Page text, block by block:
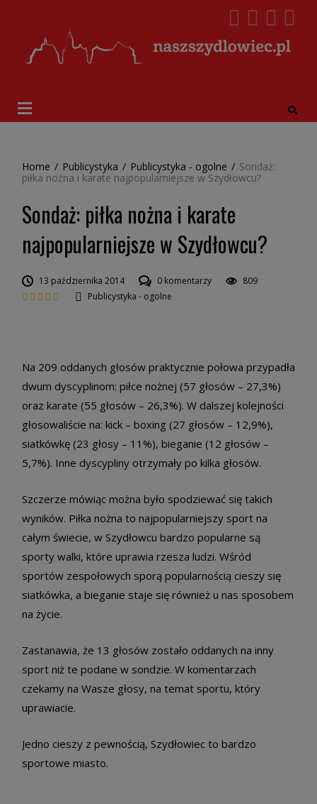
Home / Publicystyka / Publicystyka - ogolne / Sondaż:
piłka nożna i karate najpopularniejsze w Szydłowcu?
Sondaż: piłka nożna i karate
najpopularniejsze w Szydłowcu?
13 października 2014 0 komentarzy
809
Publicystyka - ogolne
Na 209 oddanych głosów praktycznie połowa przypadła
dwum dyscyplinom: piłce nożnej (57 głosów – 27,3%)
oraz karate (55 głosów – 26,3%). W dalszej kolejności
głosowaliście na: kick – boxing (27 głosów – 12,9%),
siatkówkę (23 głosy – 11%), bieganie (12 głosów –
5,7%). Inne dyscypliny otrzymały po kilka głosów.
Szczerze mówiąc można było spodziewać się takich
wyników. Piłka nożna to najpopularniejszy sport na
całym świecie, w Szydłowcu bardzo popularne są
sporty walki, które uprawia rzesza ludzi. Wśród
sportów zespołowych sporą popularnością cieszy się
siatkówka, a bieganie staje się również u nas sposobem
na życie.
Zastanawia, że 13 głosów zostało oddanych na inny
sport niż te podane w sondzie. W komentarzach
czekamy na Wasze głosy, na temat sportu, który
uprawiacie.
Jedno cieszy z pewnością, Szydłowiec to bardzo
sportowe miasto.